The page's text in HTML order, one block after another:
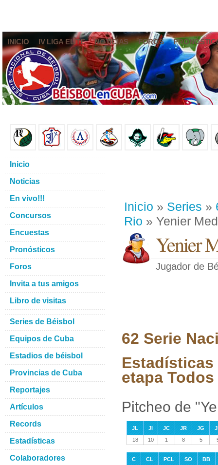
INICIO IV LIGA ELITE NOTICIAS FOROS
Inicio » Series »
Rio » Yenier
Yenier
Jugador de
62 Serie
Estadísticas
etapa
Pitcheo de
JL JI JC JR JG
18
10 1 8 5
C CL PCL SO
BB
Inicio
Noticias
En vivo!!!
Concursos
Encuestas
Pronósticos
Foros
Invita a tus amigos
Libro de visitas
Series de Béisbol
Equipos de Cuba
Estadios de béisbol
Provincias de Cuba
Reportajes
Artículos
Records
Estadísticas
Colaboradores